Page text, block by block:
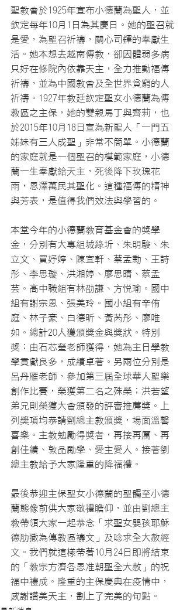
聖教會於1925年宣布小德蘭為聖人，並
欽定每年10月1日為其慶日。她的聖召就
是愛，為聖召祈禱，關心司鐸的奉獻生
活。她本想去越南傳教，卻因體弱多病
只好在修院內依靠天主，全力推動福傳
祈禱，並為中國教會及全世界貧窮的人
祈禱。1927年教廷欽定聖女小德蘭為傳
教區之主保，她的雙親馬丁與齊莉，也
於2015年10月18日宣為新聖人「一門五
姊妹有三人成聖」非常不簡單。小德蘭
的家庭就是一個聖召的模範家庭，小德
蘭一生奉獻給天主，死後降下玫瑰花
雨，恩澤萬民其聖化。這種福傳的精神
與芳表，是值得我們效法與學習的。
本堂今年的小德蘭教育基金會的獎學
金，分別有大專組城綠圻、朱明駿、朱
立文、買妤婷、陳宜軒、蔡孟勳、王詩
彤、李思璇、洪湘婷、廖思晴、蔡孟
芸。高中職組有林劭謙、方悅瑜。國中
組有謝宗恩、張美玲。國小組有辛侑
庭、林子豪、白德昕、黃芮彤、廖唯
如。總計20人獲頒獎金與獎狀。特別
獎：由石芯瑩老師獲得，她為主日學教
學貢獻良多，成績卓著。另兩位分別是
呂丹雁老師，參加第三屆全球華人聖樂
創作比賽，榮獲第二名之殊榮；洪若望
弟兄則榮獲大會頒發的評審推薦獎。上
列獎項均恭請劉總主教頒獎，場面溫馨
喜樂。主教勉勵得獎者，再接再厲、再
創佳績、敦品勵學、愛主愛人。接著劉
總主教給予大家隆重的降福禮。
最後恭迎主保聖女小德蘭的聖髑至小德
蘭態像前供大家敬禮瞻仰，並由劉總主
教帶領大家一起恭念「求聖女嬰孩耶穌
德肋撒為傳教區禱文」及唸求全大赦經
文。我們就這樣帶著10月24日即將結束
的「教宗方濟各恩准朝聖全大赦」的祝
福中禮成。隆重的主保慶典在疫情中，
感謝讚美天主，劃上了完美的句點。